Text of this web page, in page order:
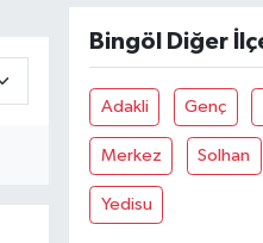
Bingöl Diğer
Adakli Genç
Merkez Solhan
Yedisu